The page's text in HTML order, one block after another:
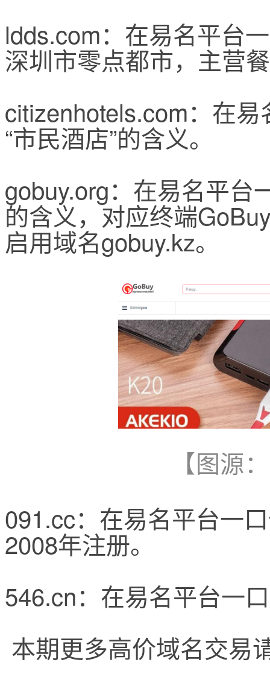
ldds.com：在易名平台
深圳市零点都市，主营
citizenhotels.com：在
“市民酒店”的含义。
gobuy.org：在易名平台
的含义，对应终端
启用域名gobuy.kz。
【图源
091.cc：在易名平台一
2008年注册。
546.cn：在易名平台一
本期更多高价域名交易